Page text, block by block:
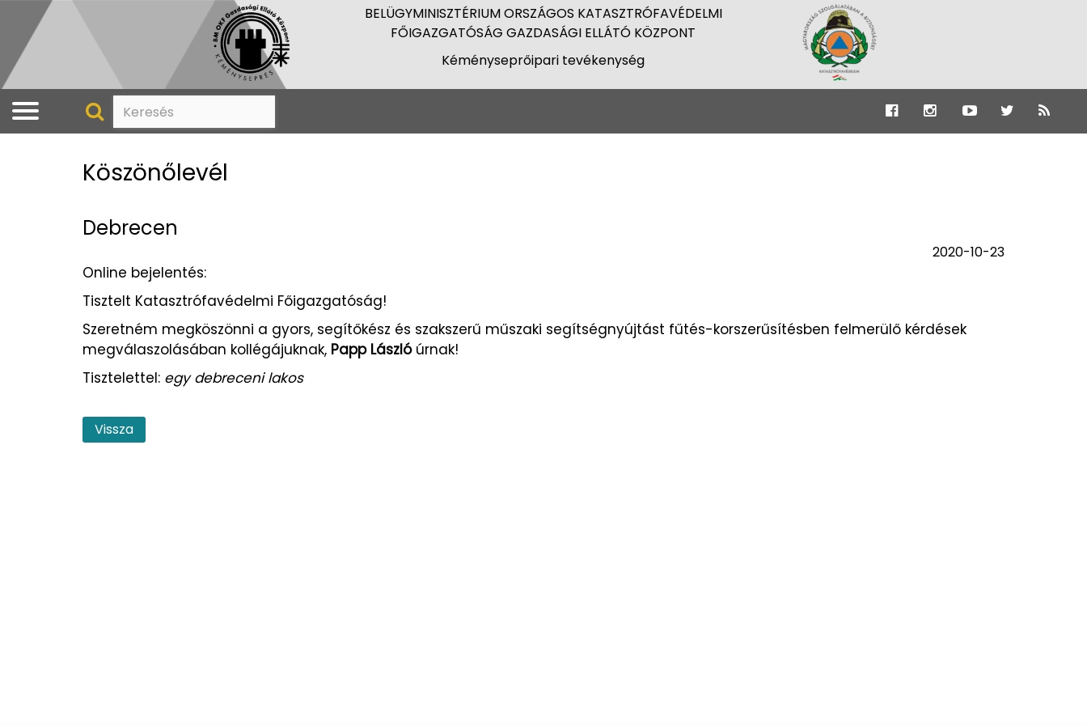
BELÜGYMINISZTÉRIUM ORSZÁGOS KATASZTRÓFAVÉDELMI
FŐIGAZGATÓSÁG GAZDASÁGI ELLÁTÓ KÖZPONT
Kéményseprőipari tevékenység
Köszönőlevél
Debrecen
2020-10-23
Online bejelentés:
Tisztelt Katasztrófavédelmi Főigazgatóság!
Szeretném megköszönni a gyors, segítőkész és szakszerű műszaki segítségnyújtást fűtés-korszerűsítésben felmerülő kérdések
megválaszolásában kollégájuknak, Papp Lászlóúrnak!
Tisztelettel: egy debreceni lakos
Vissza